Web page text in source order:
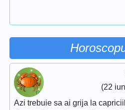
(22
Azi trebuie sa ai grija la